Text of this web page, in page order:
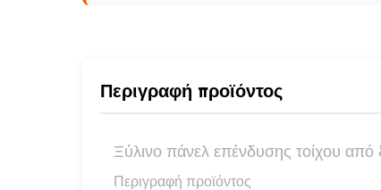
Περιγραφή προϊόντος
Ξύλινο πάνελ επένδυσης τοίχου
Περιγραφή προϊόντος